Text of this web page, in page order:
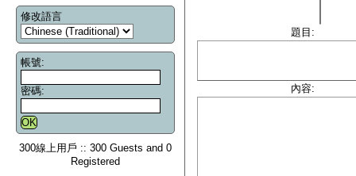
修改語言
帳號:
密碼:
300線上用戶 :: 300 Guests and 0
Registered
題目:
內容: